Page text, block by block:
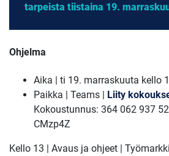
tarpeista tiistaina 19.
Ohjelma
Aika | ti 19. marraskuuta kello
Paikka | Teams | Liity
Kokoustunnus: 364 062 937
CMzp4Z
Kello 13 | Avaus ja ohjeet |